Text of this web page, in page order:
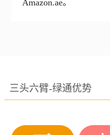
Amazon.ae。
三头六臂-绿通优势